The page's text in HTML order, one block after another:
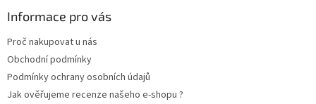
Informace pro vás
Proč nakupovat u nás
Obchodní podmínky
Podmínky ochrany osobních údajů
Jak ověřujeme recenze našeho e-shopu ?